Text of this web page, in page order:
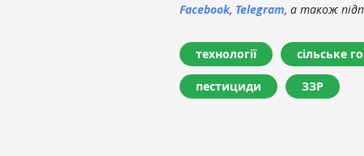
Facebook, Telegram, а також
технології сільське
пестициди ЗЗР